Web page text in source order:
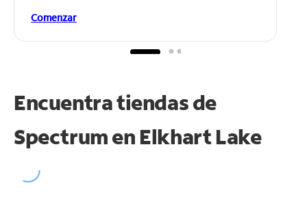
Comenzar
Encuentra tiendas de
Spectrum en Elkhart Lake